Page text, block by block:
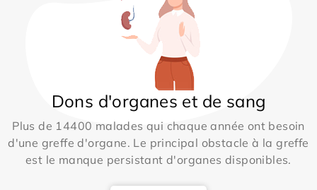
Dons d'organes et de sang
Plus de 14400 malades qui chaque année ont besoin
d'une greffe d'organe. Le principal obstacle à la greffe
est le manque persistant d'organes disponibles.